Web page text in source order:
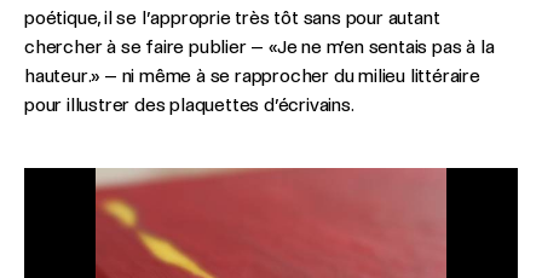
poétique, il se l’approprie très tôt sans pour autant
chercher à se faire publier – «Je ne m’en sentais pas à la
hauteur.» – ni même à se rapprocher du milieu littéraire
pour illustrer des plaquettes d’écrivains.